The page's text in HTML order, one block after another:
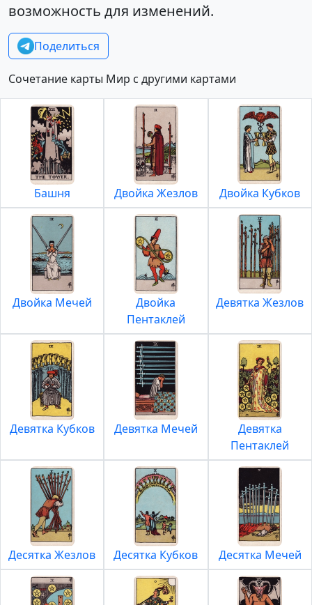
возможность для изменений.
Поделиться
Сочетание карты Мир с другими картами
Башня Двойка Жезлов Двойка Кубков
Двойка Мечей
Двойка
Пентаклей
Девятка Жезлов
Девятка Кубков Девятка Мечей
Девятка
Пентаклей
Десятка Жезлов Десятка Кубков Десятка Мечей